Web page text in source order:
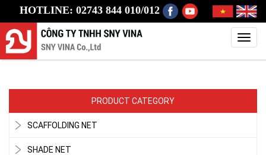
HOTLINE: 02743 844 010/012
PRODUCT CATEGORY
SCAFFOLDING NET
SHADE NET